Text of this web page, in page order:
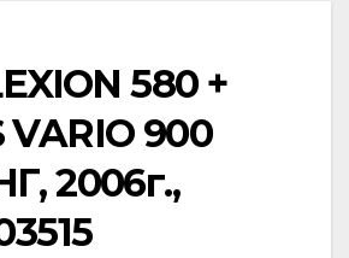
580 +
VARIO 900
2006г.,